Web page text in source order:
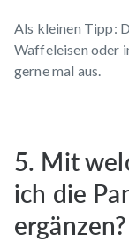
Als kleinen Tipp:
Waffeleisen oder
gerne mal aus.
5. Mit
ich die
ergänzen?